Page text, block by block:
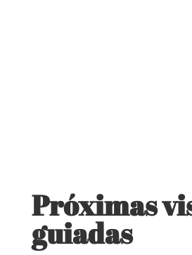
Próximas
guiadas